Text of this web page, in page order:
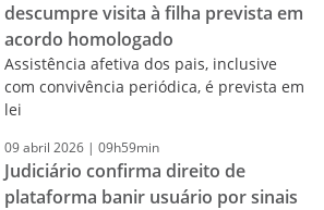
descumpre visita à filha prevista em
acordo homologado
Assistência afetiva dos pais, inclusive
com convivência periódica, é prevista em
lei
09abril 2026 | 09h59min
Judiciário confirma direito de
plataforma banir usuário por sinais